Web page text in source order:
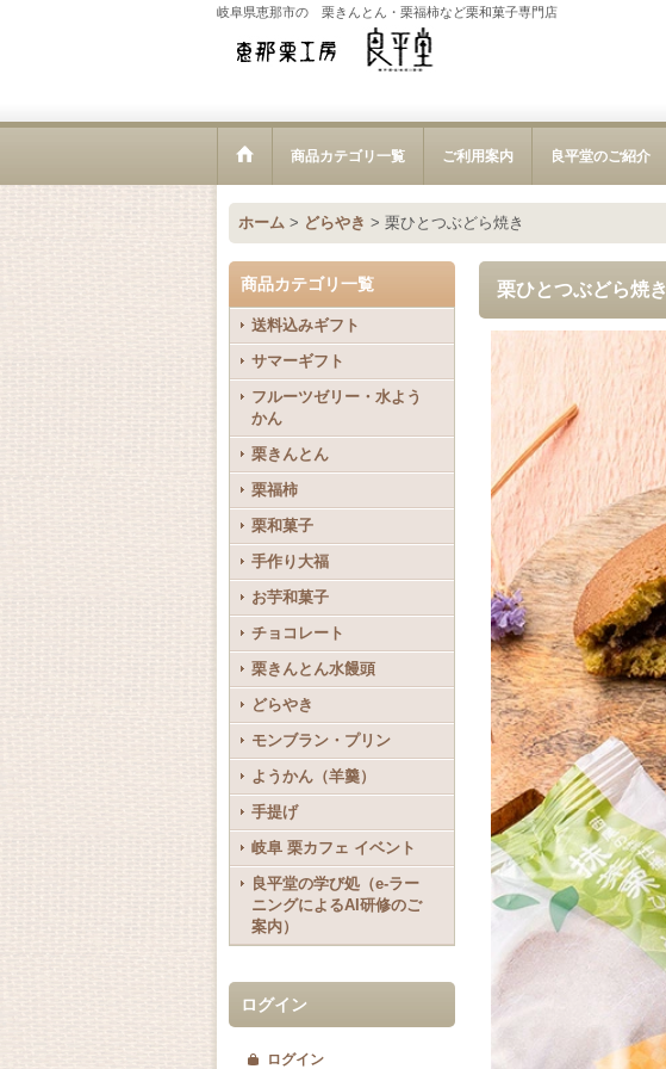
岐阜県恵那市の 栗きんとん・栗福柿など栗和菓子専門店
商品カテゴリ一覧 ご利用案内 良平堂のご紹介
ホーム > どらやき > 栗ひとつぶどら焼き
商品カテゴリ一覧
送料込みギフト
サマーギフト
フルーツゼリー・水よう
かん
栗きんとん
栗福柿
栗和菓子
手作り大福
お芋和菓子
チョコレート
栗きんとん水饅頭
どらやき
モンブラン・プリン
ようかん（羊羹）
手提げ
岐阜 栗カフェ イベント
良平堂の学び処（e-ラー
ニングによるAI研修のご
案内）
ログイン
ログイン
栗ひとつぶどら焼き